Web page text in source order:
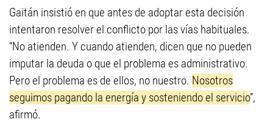
Gaitán insistió en que antes de adoptar esta decisión
intentaron resolver el conflicto por las vías habituales.
“No atienden. Y cuando atienden, dicen que no pueden
imputar la deuda o que el problema es administrativo.
Pero el problema es de ellos, no nuestro. Nosotros
seguimos pagando la energía y sosteniendo el servicio”,
afirmó.